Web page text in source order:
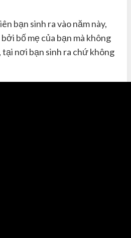
bạn sinh ra vào năm này,
bố mẹ của bạn mà không
tại nơi bạn sinh ra chứ không